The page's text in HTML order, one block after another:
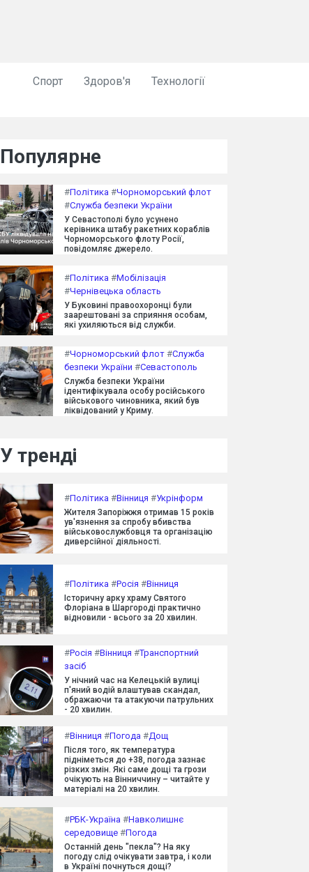
Спорт Здоров'я Технології
Популярне
#Політика #Чорноморський флот
#Служба безпеки України
У Севастополі було усунено
керівника штабу ракетних кораблів
Чорноморського флоту Росії,
повідомляє джерело.
#Політика #Мобілізація
#Чернівецька область
У Буковині правоохоронці були
заарештовані за сприяння особам,
які ухиляються від служби.
#Чорноморський флот #Служба
безпеки України #Севастополь
Служба безпеки України
ідентифікувала особу російського
військового чиновника, який був
ліквідований у Криму.
У тренді
#Політика #Вінниця #Укрінформ
Жителя Запоріжжя отримав 15 років
ув'язнення за спробу вбивства
військовослужбовця та організацію
диверсійної діяльності.
#Політика #Росія #Вінниця
Історичну арку храму Святого
Флоріана в Шаргороді практично
відновили - всього за 20 хвилин.
#Росія #Вінниця #Транспортний
засіб
У нічний час на Келецькій вулиці
п'яний водій влаштував скандал,
ображаючи та атакуючи патрульних
- 20 хвилин.
#Вінниця #Погода #Дощ
Після того, як температура
підніметься до +38, погода зазнає
різких змін. Які саме дощі та грози
очікують на Вінниччину – читайте у
матеріалі на 20 хвилин.
#РБК-Україна #Навколишнє
середовище #Погода
Останній день "пекла"? На яку
погоду слід очікувати завтра, і коли
в Україні почнуться дощі?